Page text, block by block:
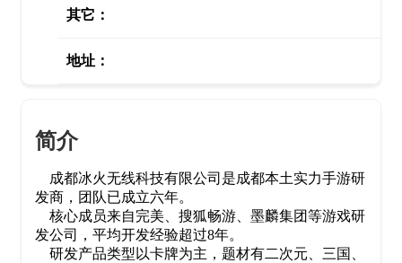
其它：
地址：
简介
成都冰火无线科技有限公司是成都本土实力手游研
发商，团队已成立六年。
核心成员来自完美、搜狐畅游、墨麟集团等游戏研
发公司，平均开发经验超过8年。
研发产品类型以卡牌为主，题材有二次元、三国、